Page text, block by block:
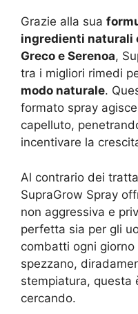
Grazie alla sua
ingredienti naturali
Greco e Serenoa,
tra i migliori rimedi
modo naturale.
formato spray
capelluto,
incentivare la
Al contrario dei
SupraGrow Spray
non aggressiva e
perfetta sia per gli
combatti ogni
spezzano,
stempiatura, questa
cercando.